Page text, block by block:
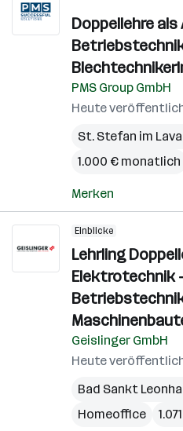
Doppellehre
PMS Group GmbH
Heute
St. Stefan im
1.000 € monatlich
Merken
Einblicke
Lehrling
Elektrotechnik
Geislinger GmbH
Heute
Bad Sankt
Homeoffice